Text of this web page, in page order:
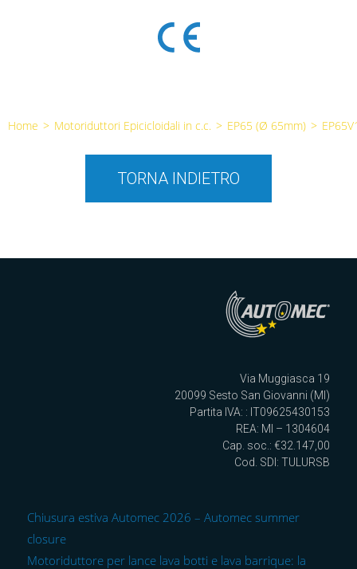
Home > Motoriduttori Epicicloidali in c.c. > EP65 (Ø 65mm) >
TORNA INDIETRO
Via Muggiasca 19
20099 Sesto San Giovanni (MI)
Partita IVA: : IT09625430153
REA: MI – 1304604
Cap. soc.: €32.147,00
Cod. SDI: TULURSB
Chiusura estiva Automec 2026 – Automec summer
closure
Motoriduttore per lance lava botti e lava barrique: la